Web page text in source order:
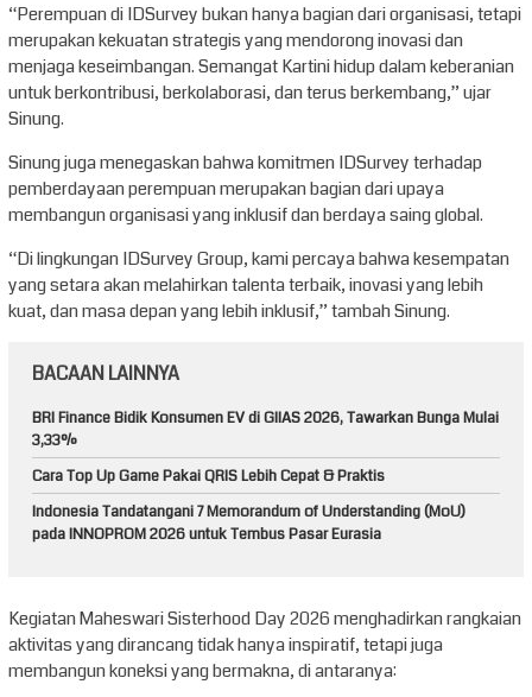
“Perempuan di IDSurvey bukan hanya bagian dari organisasi, tetapi
merupakan kekuatan strategis yang mendorong inovasi dan
menjaga keseimbangan. Semangat Kartini hidup dalam keberanian
untuk berkontribusi, berkolaborasi, dan terus berkembang,” ujar
Sinung.
Sinung juga menegaskan bahwa komitmen IDSurvey terhadap
pemberdayaan perempuan merupakan bagian dari upaya
membangun organisasi yang inklusif dan berdaya saing global.
“Di lingkungan IDSurvey Group, kami percaya bahwa kesempatan
yang setara akan melahirkan talenta terbaik, inovasi yang lebih
kuat, dan masa depan yang lebih inklusif,” tambah Sinung.
BACAAN LAINNYA
BRI Finance Bidik Konsumen EV di GIIAS 2026, Tawarkan Bunga Mulai
3,33%
Cara Top Up Game Pakai QRIS Lebih Cepat & Praktis
Indonesia Tandatangani 7 Memorandum of Understanding (MoU)
pada INNOPROM 2026 untuk Tembus Pasar Eurasia
Kegiatan Maheswari Sisterhood Day 2026 menghadirkan rangkaian
aktivitas yang dirancang tidak hanya inspiratif, tetapi juga
membangun koneksi yang bermakna, di antaranya: